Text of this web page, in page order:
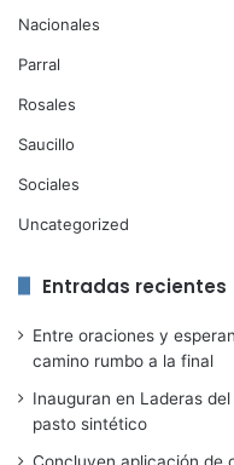
Nacionales
Parral
Rosales
Saucillo
Sociales
Uncategorized
Entradas recientes
Entre oraciones y
camino rumbo a la final
Inauguran en Laderas
pasto sintético
Concluyen aplicación de